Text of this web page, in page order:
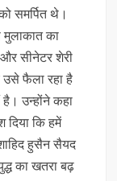
समर्पित थे।
मुलाकात का
और सीनेटर शेरी
उसे फैला रहा है
है। उन्होंने कहा
दिया कि हमें
हुसैन सैयद
का खतरा बढ़